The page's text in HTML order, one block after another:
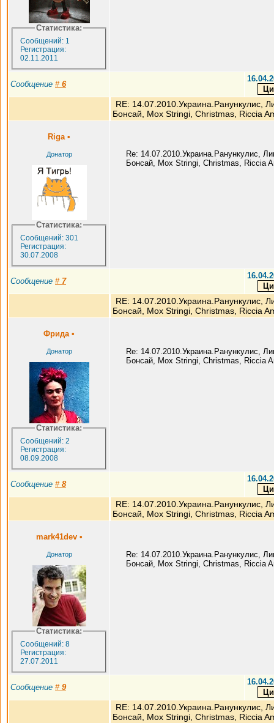
Статистика:
Сообщений: 1
Регистрация:
02.11.2011
Сообщение # 6
RE: 14.07.2010.Украина.Ранункулис,
Бонсай, Мох Stringi, Christmas, Riccia
Riga •
Донатор
Статистика:
Сообщений: 301
Регистрация:
30.07.2008
Re: 14.07.2010.Украина.Ранункулис,
Бонсай, Мох Stringi, Christmas, Riccia
Сообщение # 7
RE: 14.07.2010.Украина.Ранункулис,
Бонсай, Мох Stringi, Christmas, Riccia
Фрида •
Донатор
Статистика:
Сообщений: 2
Регистрация:
08.09.2008
Re: 14.07.2010.Украина.Ранункулис,
Бонсай, Мох Stringi, Christmas, Riccia
Сообщение # 8
RE: 14.07.2010.Украина.Ранункулис,
Бонсай, Мох Stringi, Christmas, Riccia
mark41dev •
Донатор
Статистика:
Сообщений: 8
Регистрация:
27.07.2011
Re: 14.07.2010.Украина.Ранункулис,
Бонсай, Мох Stringi, Christmas, Riccia
Сообщение # 9
RE: 14.07.2010.Украина.Ранункулис,
Бонсай, Мох Stringi, Christmas, Riccia